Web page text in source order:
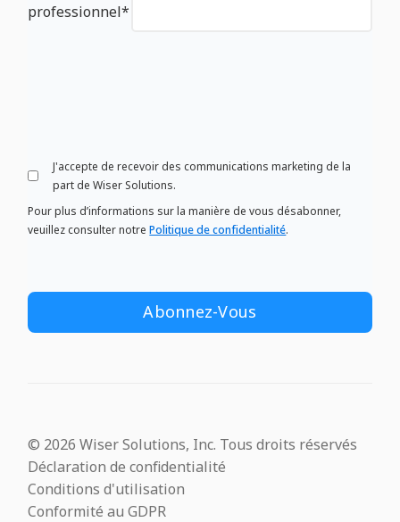
professionnel*
J'accepte de recevoir des communications marketing de la
part de Wiser Solutions.
Pour plus d’informations sur la manière de vous désabonner,
veuillez consulter notrePolitique de confidentialité.
© 2026 Wiser Solutions, Inc. Tous droits réservés
Déclaration de confidentialité
Conditions d'utilisation
Conformité au GDPR